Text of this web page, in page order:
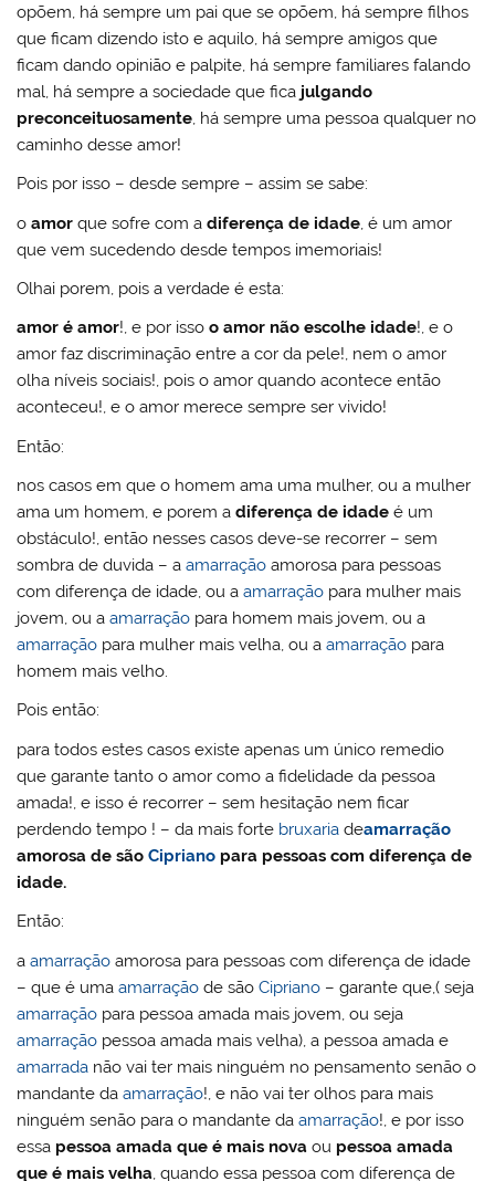
opõem, há sempre um pai que se opõem, há sempre filhos
que ficam dizendo isto e aquilo, há sempre amigos que
ficam dando opinião e palpite, há sempre familiares falando
mal, há sempre a sociedade que fica julgando
preconceituosamente, há sempre uma pessoa qualquer no
caminho desse amor!
Pois por isso – desde sempre – assim se sabe:
oamor que sofre com adiferença de idade , é um amor
que vem sucedendo desde tempos imemoriais!
Olhai porem, pois a verdade é esta:
amor é amor!, e por issoo amor não escolhe idade!, e o
amor faz discriminação entre a cor da pele!, nem o amor
olha níveis sociais!, pois o amor quando acontece então
aconteceu!, e o amor merece sempre ser vivido!
Então:
nos casos em que o homem ama uma mulher, ou a mulher
ama um homem, e porem adiferença de idade é um
obstáculo!, então nesses casos deve-se recorrer – sem
sombra de duvida – aamarração amorosa para pessoas
com diferença de idade, ou aamarração para mulher mais
jovem, ou aamarração para homem mais jovem, ou a
amarração para mulher mais velha, ou aamarração para
homem mais velho.
Pois então:
para todos estes casos existe apenas um único remedio
que garante tanto o amor como a fidelidade da pessoa
amada!, e isso é recorrer – sem hesitação nem ficar
perdendo tempo ! – da mais forte bruxaria deamarração
amorosa de sãoCipriano para pessoas com diferença de
idade.
Então:
aamarração amorosa para pessoas com diferença de idade
– que é umaamarração de sãoCipriano – garante que,( seja
amarração para pessoa amada mais jovem, ou seja
amarração pessoa amada mais velha), a pessoa amada e
amarrada não vai ter mais ninguém no pensamento senão o
mandante daamarração!, e não vai ter olhos para mais
ninguém senão para o mandante daamarração!, e por isso
essa pessoa amada que é mais nova ou pessoa amada
que é mais velha, quando essa pessoa com diferença de